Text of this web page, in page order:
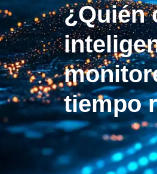
¿Quién
tiempo